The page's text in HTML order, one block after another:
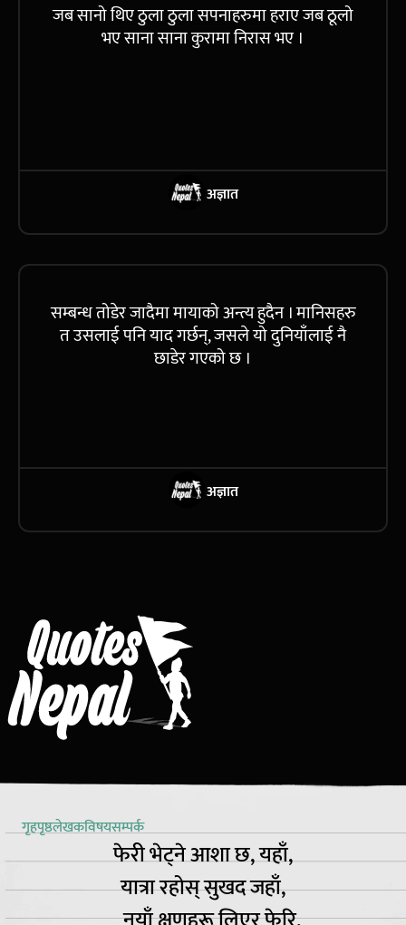
जब सानो थिए ठुला ठुला सपनाहरुमा हराए जब ठूलो
भए साना साना कुरामा निरास भए ।
अज्ञात
सम्बन्ध तोडेर जादैमा मायाको अन्त्य हुदैन । मानिसहरु
त उसलाई पनि याद गर्छन्, जसले यो दुनियाँलाई नै
छाडेर गएको छ ।
अज्ञात
गृहपृष्ठलेखकविषयसम्पर्क
फेरी भेट्ने आशा छ, यहाँ,
यात्रा रहोस् सुखद जहाँ,